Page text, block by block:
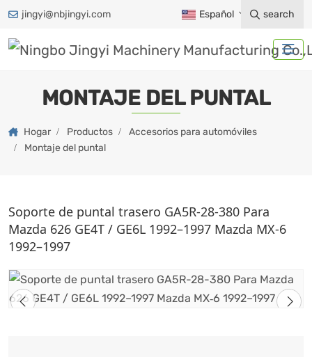
jingyi@nbjingyi.com Español search
MONTAJE DEL PUNTAL
Hogar Productos
Accesorios para automóviles
Montaje del puntal
Soporte de puntal trasero GA5R-28-380 Para
Mazda 626 GE4T / GE6L 1992–1997 Mazda MX‑6
1992–1997